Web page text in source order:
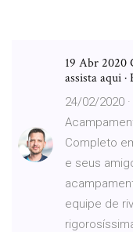
19 Abr 2020
assista aqui
24/02/2020
Completo
e seus
equipe de